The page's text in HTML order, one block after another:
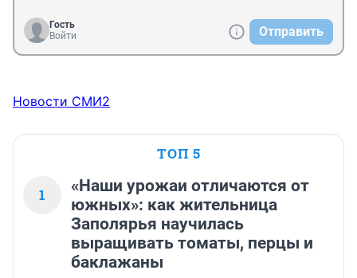
Гость
Войти
Отправить
Новости СМИ2
ТОП 5
1
«Наши урожаи отличаются от
южных»: как жительница
Заполярья научилась
выращивать томаты, перцы и
баклажаны